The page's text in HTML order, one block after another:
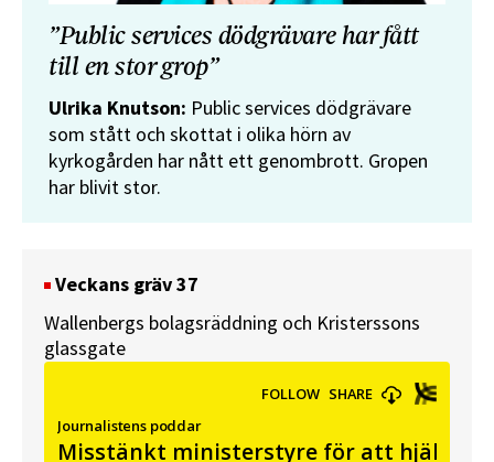
”Public services dödgrävare har fått
till en stor grop”
Ulrika Knutson: Public services dödgrävare
som stått och skottat i olika hörn av
kyrkogården har nått ett genombrott. Gropen
har blivit stor.
Veckans gräv 37
Wallenbergs bolagsräddning och Kristerssons
glassgate